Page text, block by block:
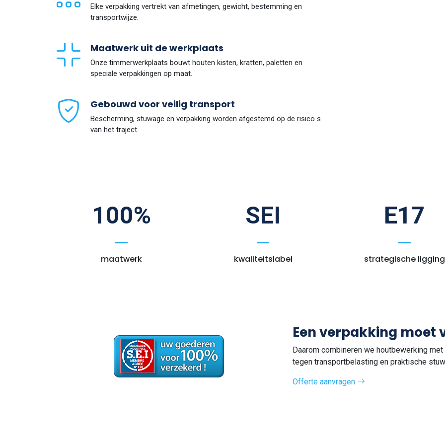
Elke verpakking vertrekt van afmetingen, gewicht, bestemming en
transportwijze.
Maatwerk uit de werkplaats
Onze timmerwerkplaats bouwt houten kisten, kratten, paletten en
speciale verpakkingen op maat.
Gebouwd voor veilig transport
Bescherming, stuwage en verpakking worden afgestemd op de risico s
van het traject.
100%
maatwerk
SEI
kwaliteitslabel
E17
strategische ligging
Een verpakking moet
Daarom combineren we houtbewerking
tegen transportbelasting en praktische
Offerte aanvragen